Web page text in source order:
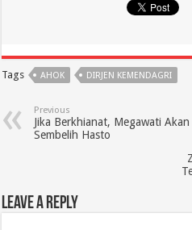
Tags AHOK DIRJEN KEMENDAGRI
Previous
Jika Berkhianat, Megawati Akan
Sembelih Hasto
Leave a Reply